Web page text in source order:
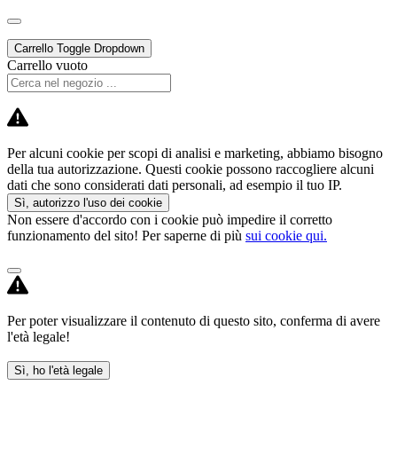
Carrello Toggle Dropdown
Carrello vuoto
Per alcuni cookie per scopi di analisi e marketing, abbiamo bisogno
della tua autorizzazione. Questi cookie possono raccogliere alcuni
dati che sono considerati dati personali, ad esempio il tuo IP.
Sì, autorizzo l'uso dei cookie
Non essere d'accordo con i cookie può impedire il corretto
funzionamento del sito! Per saperne di più sui cookie qui.
Per poter visualizzare il contenuto di questo sito, conferma di avere
l'età legale!
Sì, ho l'età legale